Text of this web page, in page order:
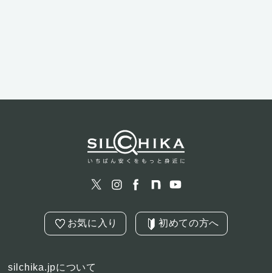
お気に入り 初めての方へ
silchika.jpについて